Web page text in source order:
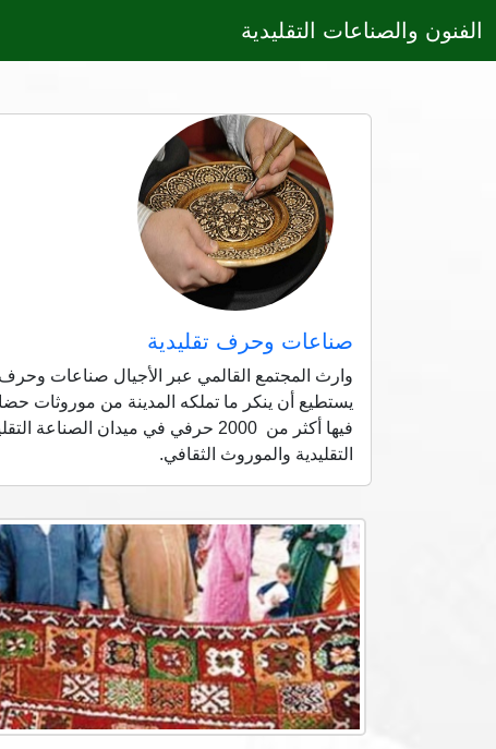
الفنون والصناعات التقليدية
صناعات وحرف تقليدية
وارث المجتمع القالمي عبر الأجيال صناعات
يستطيع أن ينكر ما تملكه المدينة من موروثات
فيها أكثر من 2000 حرفي في ميدان
التقليدية والموروث الثقافي.